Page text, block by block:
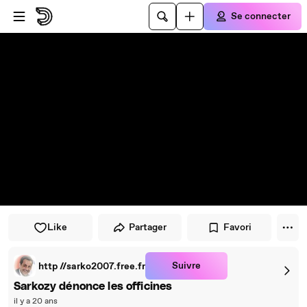
Passer au player
Passer au contenu principal
Se connecter
Like Partager Favori
http //sarko2007.free.fr Suivre
Sarkozy dénonce les officines
il y a 20 ans